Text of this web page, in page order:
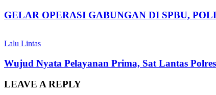
GELAR OPERASI GABUNGAN DI SPBU,
Lalu Lintas
Wujud Nyata Pelayanan Prima, Sat Lantas
LEAVE A REPLY